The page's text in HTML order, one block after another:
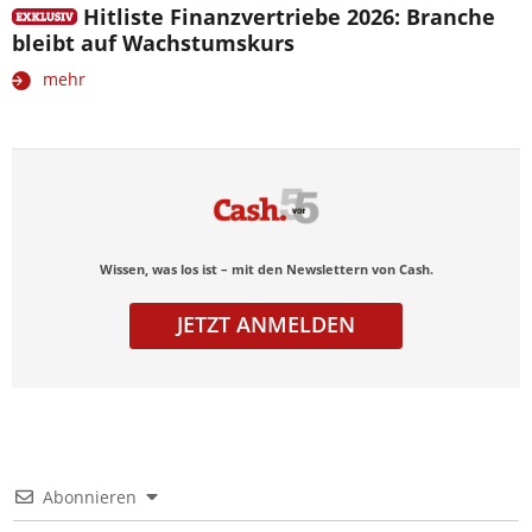
Hitliste Finanzvertriebe 2026: Branche
bleibt auf Wachstumskurs
mehr
Wissen, was los ist – mit den Newslettern von Cash.
JETZT ANMELDEN
Abonnieren